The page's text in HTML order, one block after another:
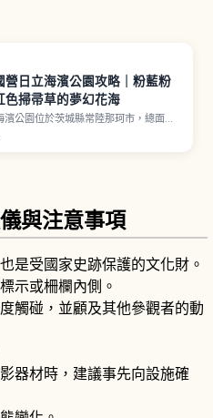
營日立海濱公園攻略｜粉藍粉
色掃帚草的夢幻花海
濱公園位於茨城縣常陸那珂市，總面積
開園面積約215公頃。春季（4月中旬
與注意事項
是受國家史跡保護的文化財。
示或柵欄內側。
觸碰，並顧及其他參觀者的動
器材時，建議事先向設施確